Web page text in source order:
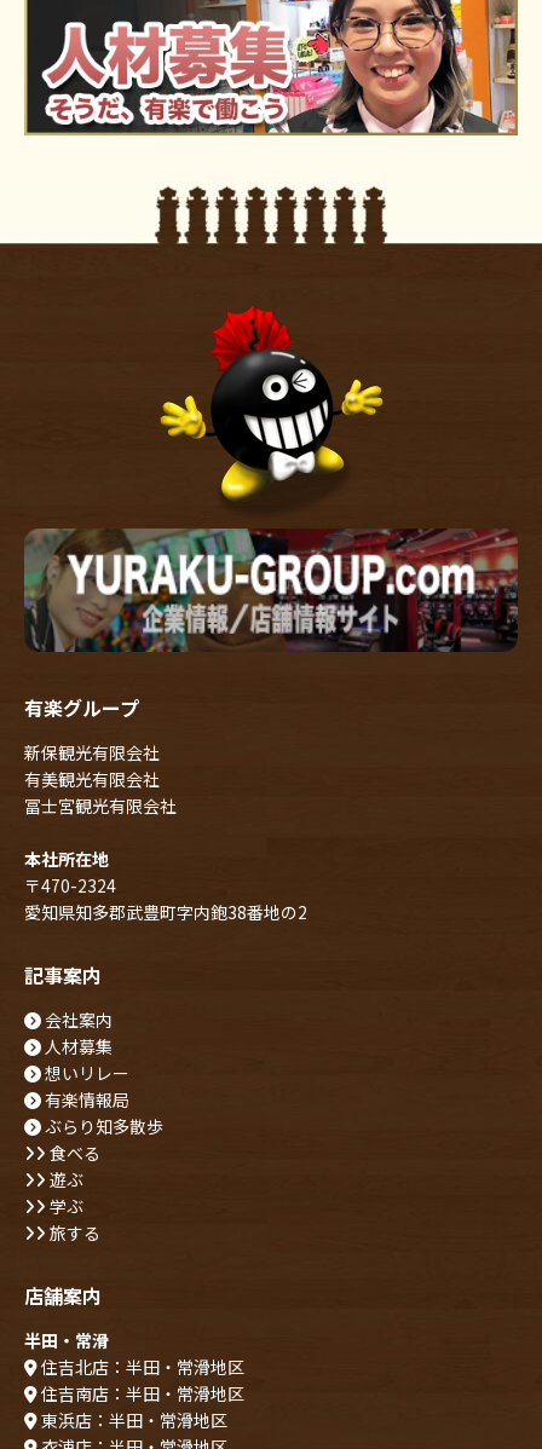
有楽グループ
新保観光有限会社
有美観光有限会社
冨士宮観光有限会社
本社所在地
〒470-2324
愛知県知多郡武豊町字内鉋38番地の2
記事案内
会社案内
人材募集
想いリレー
有楽情報局
ぶらり知多散歩
食べる
遊ぶ
学ぶ
旅する
店舗案内
半田・常滑
住吉北店：半田・常滑地区
住吉南店：半田・常滑地区
東浜店：半田・常滑地区